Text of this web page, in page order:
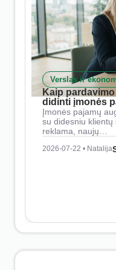
Verslas ir
Kaip
didinti įmonės
Įmonės pajamų
su didesniu klientų
reklama, naujų…
2026-07-22 • Natalija